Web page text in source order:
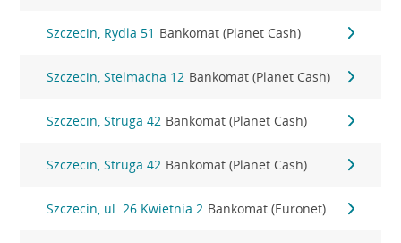
Szczecin, Rydla 51 Bankomat (Planet Cash)
Szczecin, Stelmacha 12 Bankomat (Planet Cash)
Szczecin, Struga 42 Bankomat (Planet Cash)
Szczecin, Struga 42 Bankomat (Planet Cash)
Szczecin, ul. 26 Kwietnia 2 Bankomat (Euronet)